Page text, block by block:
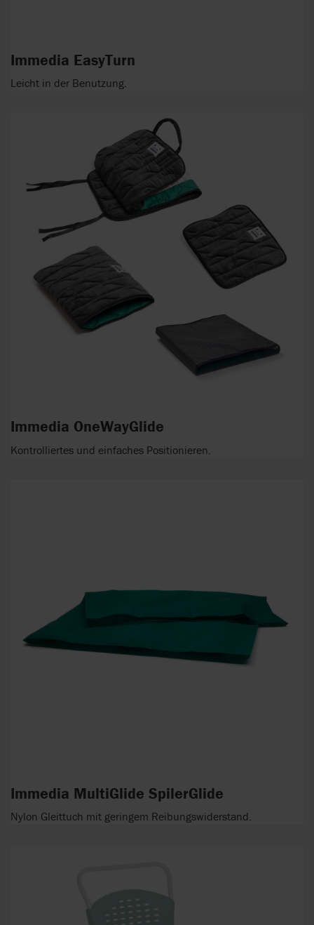
Immedia EasyTurn
Leicht in der Benutzung.
Immedia OneWayGlide
Kontrolliertes und einfaches Positionieren.
Immedia MultiGlide SpilerGlide
Nylon Gleittuch mit geringem Reibungswiderstand.